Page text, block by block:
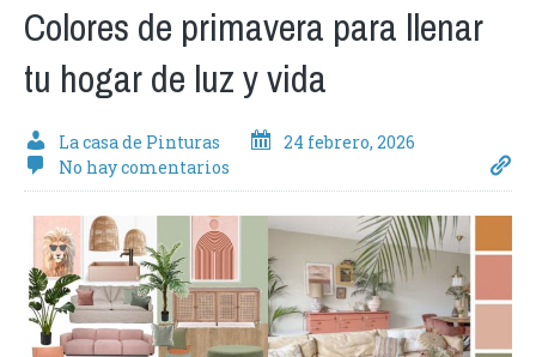
Colores de primavera para llenar
tu hogar de luz y vida
La casa de Pinturas
24 febrero, 2026
No hay comentarios